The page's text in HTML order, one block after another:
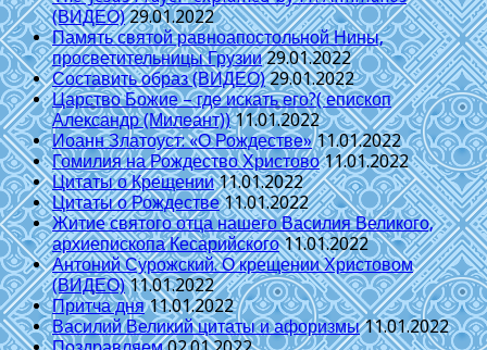
(ВИДЕО) 29.01.2022
Память святой равноапостольной Нины,
просветительницы Грузии 29.01.2022
Составить образ (ВИДЕО) 29.01.2022
Царство Божие – где искать его?( епископ
Александр (Милеант)) 11.01.2022
Иоанн Златоуст: «О Рождестве» 11.01.2022
Гомилия на Рождество Христово 11.01.2022
Цитаты о Крещении 11.01.2022
Цитаты о Рождестве 11.01.2022
Житие святого отца нашего Василия Великого,
архиепископа Кесарийского 11.01.2022
Антоний Сурожский. О крещении Христовом
(ВИДЕО) 11.01.2022
Притча дня 11.01.2022
Василий Великий цитаты и афоризмы 11.01.2022